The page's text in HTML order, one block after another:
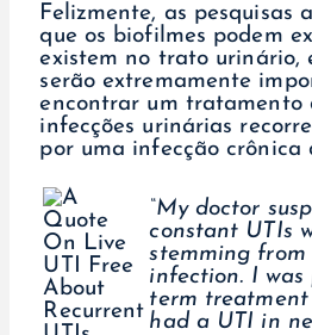
Felizmente, as pesquisas
que os biofilmes podem
existem no trato urinário,
serão extremamente
encontrar um tratamento
infecções urinárias
por uma infecção crônica
“My doctor
constant UTIs
stemming from
infection. I
term treatment
had a UTI in